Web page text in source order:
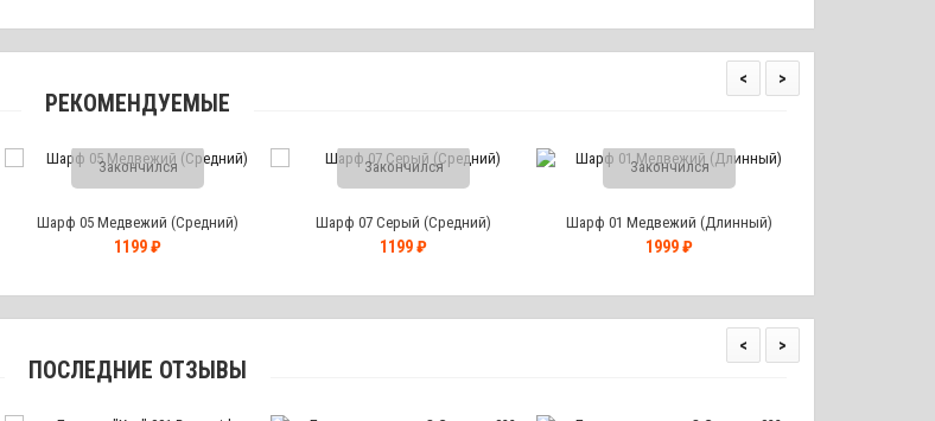
РЕКОМЕНДУЕМЫЕ
Закончился
Шарф 05 Медвежий (Средний)
1199 ₽
Закончился
Шарф 07 Серый (Средний)
1199 ₽
Закончился
Шарф 01 Медвежий (Длинный)
1999 ₽
< >
ПОСЛЕДНИЕ ОТЗЫВЫ
< >